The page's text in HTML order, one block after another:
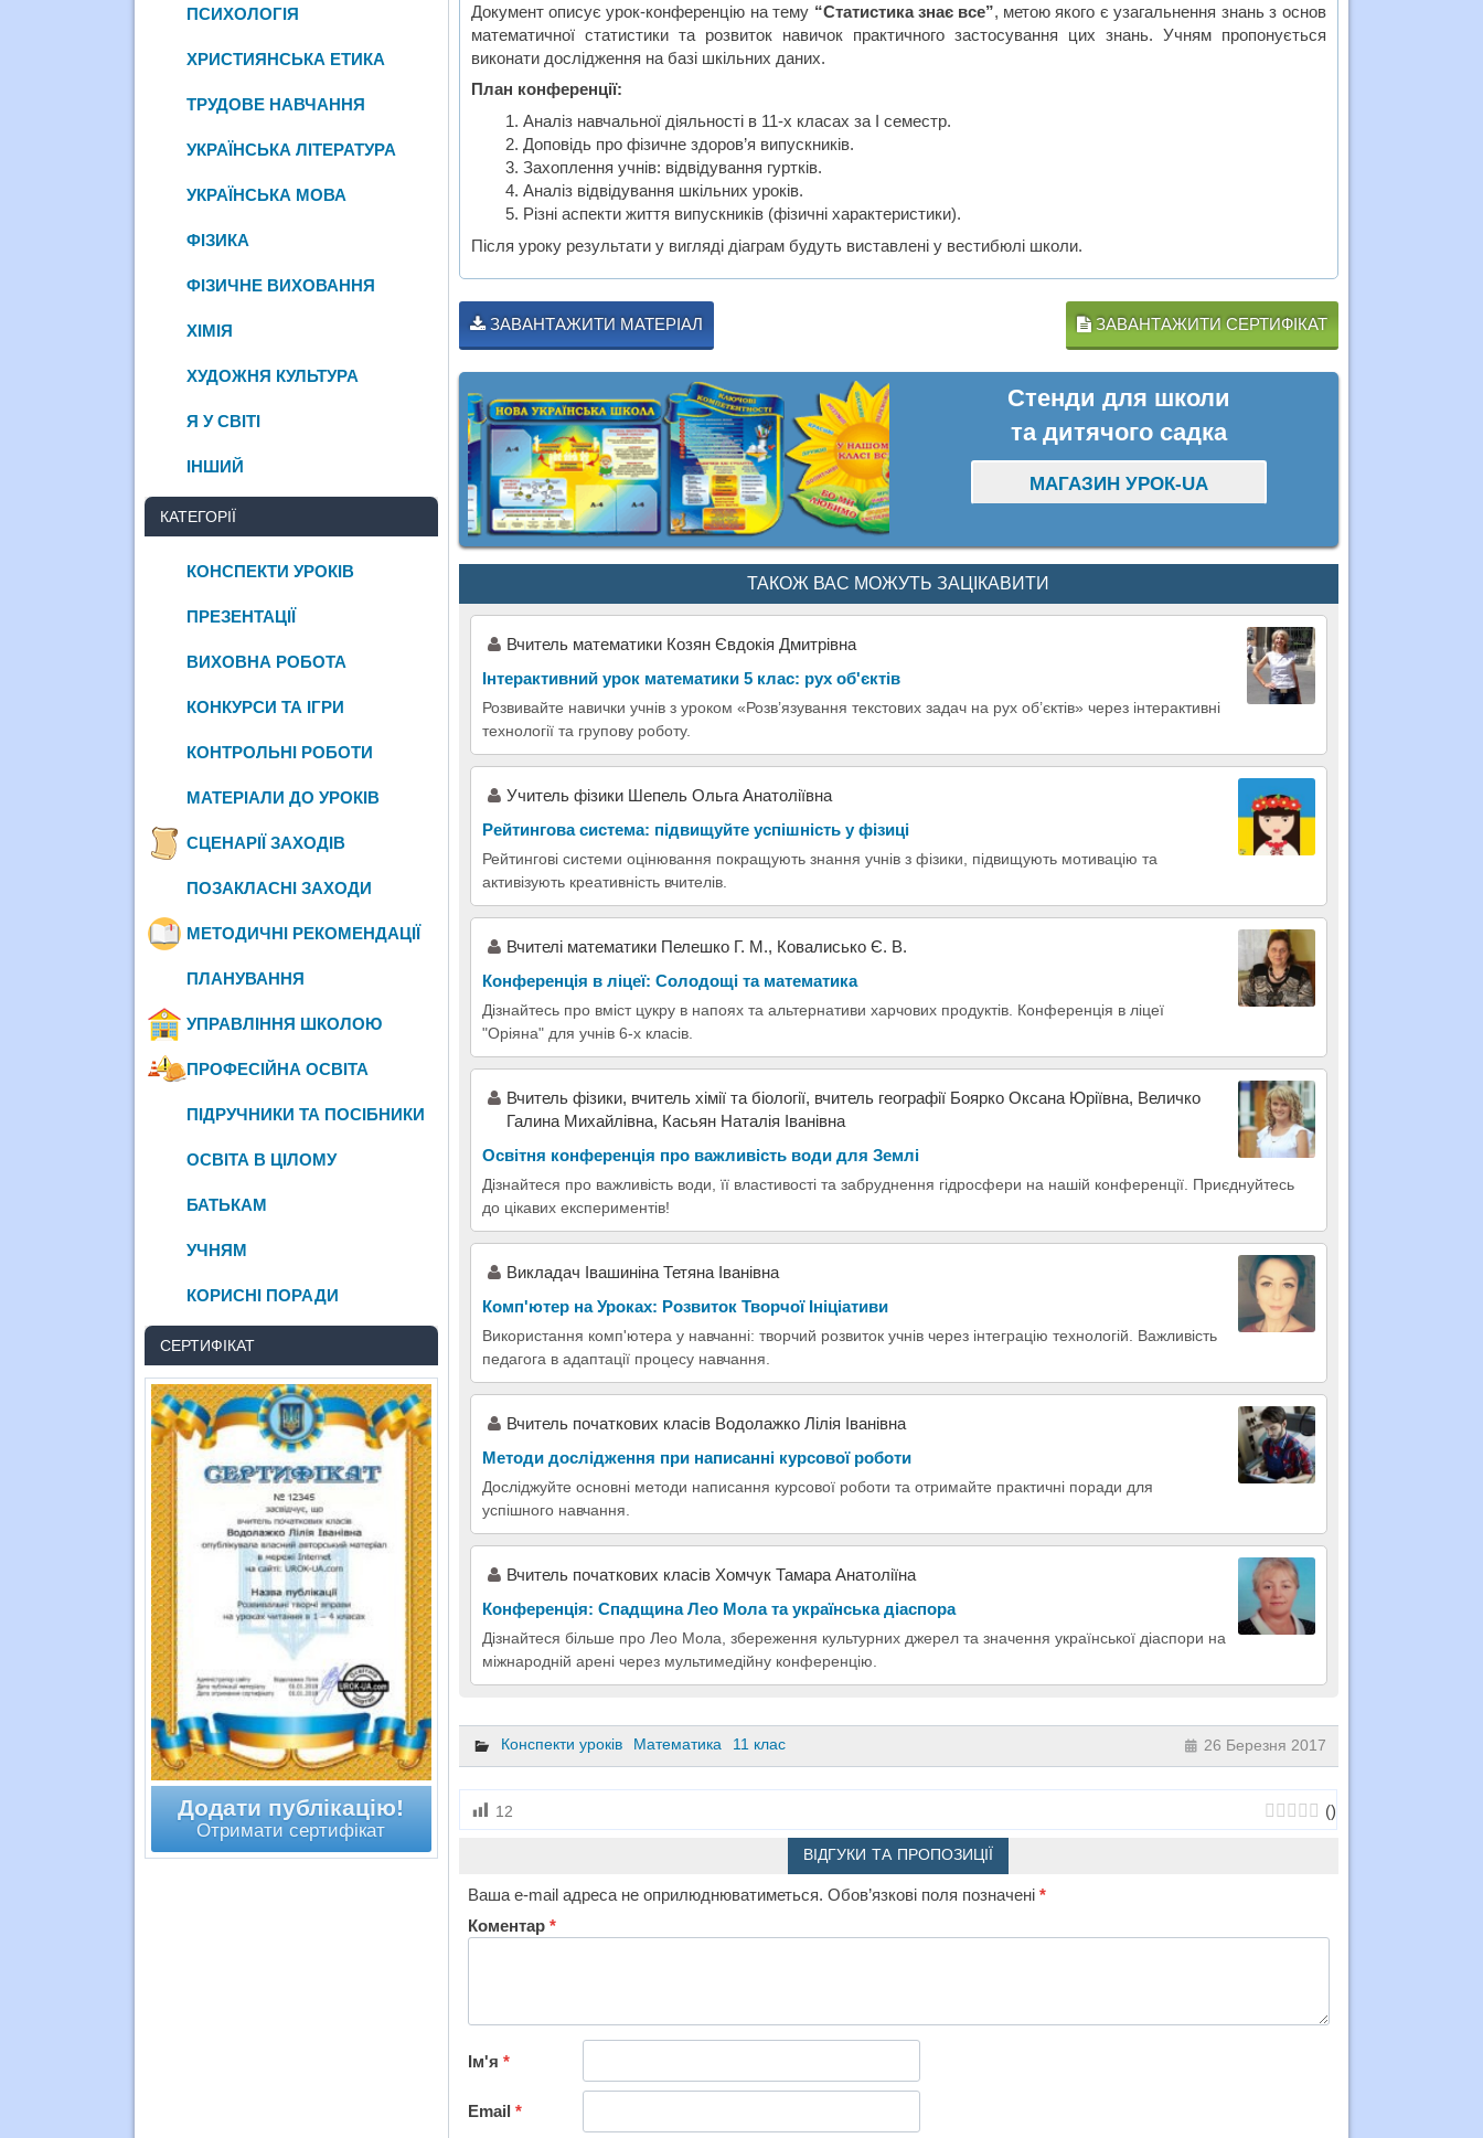
Документ описує урок-конференцію на тему “Статистика знає все”, метою якого є узагальнення знань з основ
математичної статистики та розвиток навичок практичного застосування цих знань. Учням пропонується
виконати дослідження на базі шкільних даних.
План конференції:
Аналіз навчальної діяльності в 11-х класах за І семестр.
Доповідь про фізичне здоров’я випускників.
Захоплення учнів: відвідування гуртків.
Аналіз відвідування шкільних уроків.
Різні аспекти життя випускників (фізичні характеристики).
Після уроку результати у вигляді діаграм будуть виставлені у вестибюлі школи.
ЗАВАНТАЖИТИ МАТЕРІАЛ ЗАВАНТАЖИТИ СЕРТИФІКАТ
Стенди для школи
та дитячого садка
МАГАЗИН УРОК-UA
ТАКОЖ ВАС МОЖУТЬ ЗАЦІКАВИТИ
Вчитель математики Козян Євдокія Дмитрівна
Інтерактивний урок математики 5 клас: рух об'єктів
Розвивайте навички учнів з уроком «Розв’язування текстових задач на рух об’єктів» через інтерактивні
технології та групову роботу.
Учитель фізики Шепель Ольга Анатоліївна
Рейтингова система: підвищуйте успішність у фізиці
Рейтингові системи оцінювання покращують знання учнів з фізики, підвищують мотивацію та
активізують креативність вчителів.
Вчителі математики Пелешко Г. М., Ковалисько Є. В.
Конференція в ліцеї: Солодощі та математика
Дізнайтесь про вміст цукру в напоях та альтернативи харчових продуктів. Конференція в ліцеї
"Оріяна" для учнів 6-х класів.
Вчитель фізики, вчитель хімії та біології, вчитель географії Боярко Оксана Юріївна, Величко
Галина Михайлівна, Касьян Наталія Іванівна
Освітня конференція про важливість води для Землі
Дізнайтеся про важливість води, її властивості та забруднення гідросфери на нашій конференції. Приєднуйтесь
до цікавих експериментів!
Викладач Івашиніна Тетяна Іванівна
Комп'ютер на Уроках: Розвиток Творчої Ініціативи
Використання комп'ютера у навчанні: творчий розвиток учнів через інтеграцію технологій. Важливість
педагога в адаптації процесу навчання.
Вчитель початкових класів Водолажко Лілія Іванівна
Методи дослідження при написанні курсової роботи
Досліджуйте основні методи написання курсової роботи та отримайте практичні поради для
успішного навчання.
Вчитель початкових класів Хомчук Тамара Анатоліїна
Конференція: Спадщина Лео Мола та українська діаспора
Дізнайтеся більше про Лео Мола, збереження культурних джерел та значення української діаспори на
міжнародній арені через мультимедійну конференцію.
Конспекти уроків Математика 11 клас 26 Березня 2017
12 ()
ВІДГУКИ ТА ПРОПОЗИЦІЇ
Ваша e-mail адреса не оприлюднюватиметься. Обов’язкові поля позначені *
Коментар *
Ім'я *
Email *
ПСИХОЛОГІЯ
ХРИСТИЯНСЬКА ЕТИКА
ТРУДОВЕ НАВЧАННЯ
УКРАЇНСЬКА ЛІТЕРАТУРА
УКРАЇНСЬКА МОВА
ФІЗИКА
ФІЗИЧНЕ ВИХОВАННЯ
ХІМІЯ
ХУДОЖНЯ КУЛЬТУРА
Я У СВІТІ
ІНШИЙ
КАТЕГОРІЇ
КОНСПЕКТИ УРОКІВ
ПРЕЗЕНТАЦІЇ
ВИХОВНА РОБОТА
КОНКУРСИ ТА ІГРИ
КОНТРОЛЬНІ РОБОТИ
МАТЕРІАЛИ ДО УРОКІВ
СЦЕНАРІЇ ЗАХОДІВ
ПОЗАКЛАСНІ ЗАХОДИ
МЕТОДИЧНІ РЕКОМЕНДАЦІЇ
ПЛАНУВАННЯ
УПРАВЛІННЯ ШКОЛОЮ
ПРОФЕСІЙНА ОСВІТА
ПІДРУЧНИКИ ТА ПОСІБНИКИ
ОСВІТА В ЦІЛОМУ
БАТЬКАМ
УЧНЯМ
КОРИСНІ ПОРАДИ
СЕРТИФІКАТ
Додати публікацію!
Отримати сертифікат